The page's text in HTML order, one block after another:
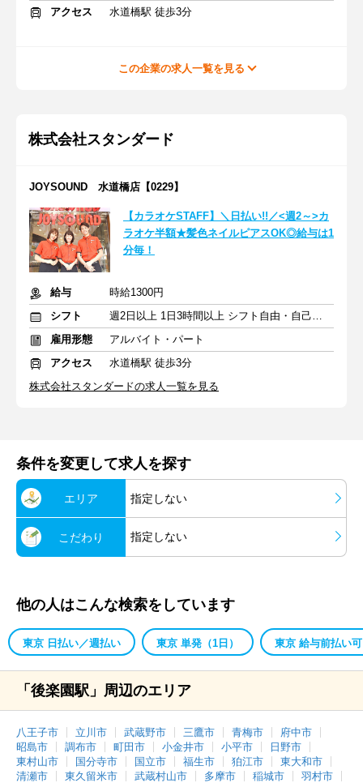
アクセス
水道橋駅 徒歩3分
この企業の求人一覧を見る
株式会社スタンダード
JOYSOUND 水道橋店【0229】
【カラオケSTAFF】＼日払い!!／<週2～>カ
ラオケ半額★髪色ネイルピアスOK◎給与は1
分毎！
給与
時給1300円
シフト
週2日以上 1日3時間以上 シフト自由・自己申告
雇用形態
アルバイト・パート
アクセス
水道橋駅 徒歩3分
株式会社スタンダードの求人一覧を見る
条件を変更して求人を探す
エリア 指定しない
こだわり 指定しない
他の人はこんな検索をしています
東京 日払い／週払い 東京 単発（1日） 東京 給与前払い可
「後楽園駅」周辺のエリア
八王子市 立川市 武蔵野市 三鷹市 青梅市
府中市
昭島市
調布市 町田市 小金井市 小平市
日野市
東村山市
国分寺市 国立市 福生市 狛江市
東大和市
清瀬市
東久留米市 武蔵村山市 多摩市 稲城市 羽村市